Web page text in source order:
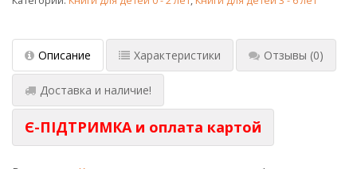
Описание Характеристики Отзывы (0)
Доставка и наличие!
Є-ПІДТРИМКА и оплата картой